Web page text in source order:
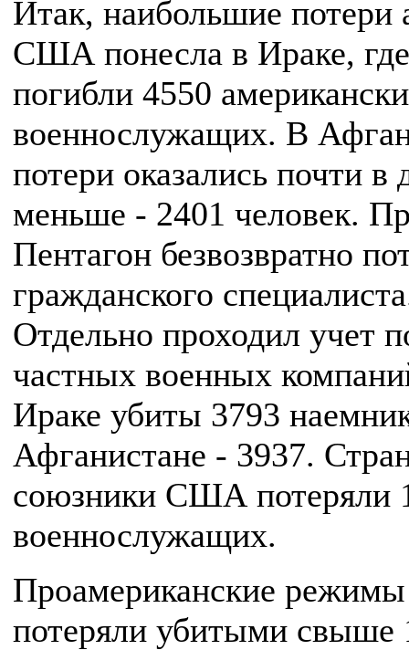
Итак, наибольшие потери
США понесла в Ираке, где
погибли 4550
военнослужащих. В
потери оказались почти в
меньше - 2401 человек.
Пентагон безвозвратно
гражданского
Отдельно проходил учет
частных военных
Ираке убиты 3793
Афганистане - 3937.
союзники США потеряли
военнослужащих.
Проамериканские режимы
потеряли убитыми свыше